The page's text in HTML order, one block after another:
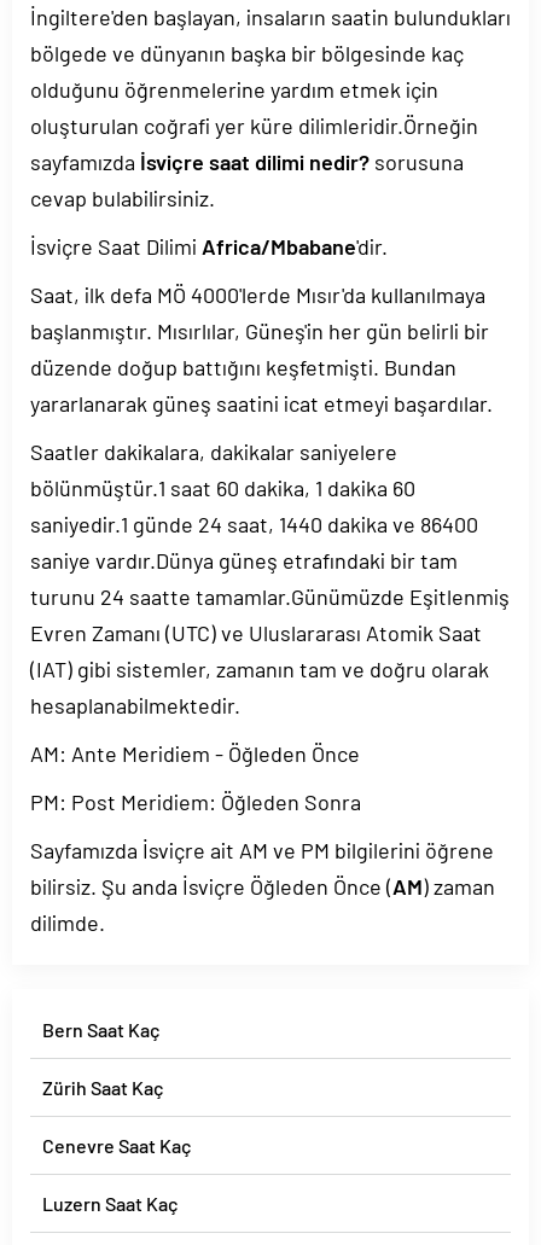
İngiltere'den başlayan, insaların saatin bulundukları
bölgede ve dünyanın başka bir bölgesinde kaç
olduğunu öğrenmelerine yardım etmek için
oluşturulan coğrafi yer küre dilimleridir.Örneğin
sayfamızda İsviçre saat dilimi nedir? sorusuna
cevap bulabilirsiniz.
İsviçre Saat Dilimi Africa/Mbabane'dir.
Saat, ilk defa MÖ 4000'lerde Mısır'da kullanılmaya
başlanmıştır. Mısırlılar, Güneş'in her gün belirli bir
düzende doğup battığını keşfetmişti. Bundan
yararlanarak güneş saatini icat etmeyi başardılar.
Saatler dakikalara, dakikalar saniyelere
bölünmüştür.1 saat 60 dakika, 1 dakika 60
saniyedir.1 günde 24 saat, 1440 dakika ve 86400
saniye vardır.Dünya güneş etrafındaki bir tam
turunu 24 saatte tamamlar.Günümüzde Eşitlenmiş
Evren Zamanı (UTC) ve Uluslararası Atomik Saat
(IAT) gibi sistemler, zamanın tam ve doğru olarak
hesaplanabilmektedir.
AM: Ante Meridiem - Öğleden Önce
PM: Post Meridiem: Öğleden Sonra
Sayfamızda İsviçre ait AM ve PM bilgilerini öğrene
bilirsiz. Şu anda İsviçre Öğleden Önce (AM) zaman
dilimde.
Bern Saat Kaç
Zürih Saat Kaç
Cenevre Saat Kaç
Luzern Saat Kaç